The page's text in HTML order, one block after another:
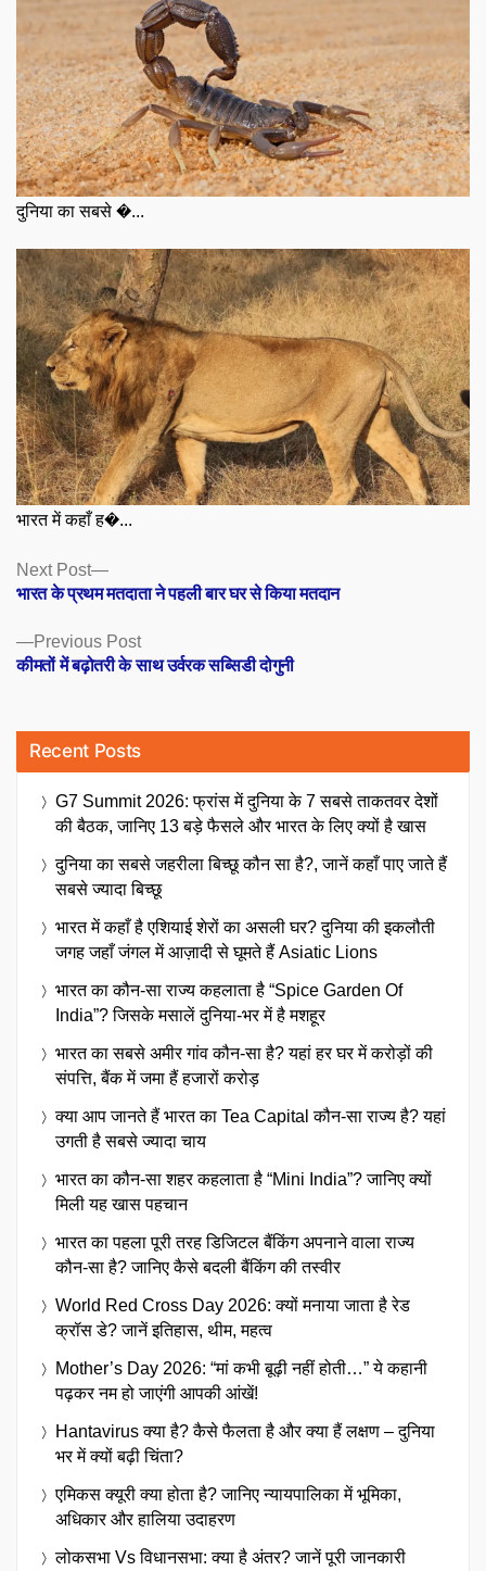
दुनिया का सबसे �...
भारत में कहाँ ह�...
Posts
navigation
Previous PostPrevious
post:
कीमतों में बढ़ोतरी के साथ उर्वरक सब्सिडी दोगुनी
Next Post
Next
post:
भारत के प्रथम मतदाता ने पहली बार घर से किया मतदान
Recent Posts
G7 Summit 2026: फ्रांस में दुनिया के 7 सबसे ताकतवर देशों
की बैठक, जानिए 13 बड़े फैसले और भारत के लिए क्यों है खास
दुनिया का सबसे जहरीला बिच्छू कौन सा है?, जानें कहाँ पाए जाते हैं
सबसे ज्यादा बिच्छू
भारत में कहाँ है एशियाई शेरों का असली घर? दुनिया की इकलौती
जगह जहाँ जंगल में आज़ादी से घूमते हैं Asiatic Lions
भारत का कौन-सा राज्य कहलाता है “Spice Garden Of
India”? जिसके मसालें दुनिया-भर में है मशहूर
भारत का सबसे अमीर गांव कौन-सा है? यहां हर घर में करोड़ों की
संपत्ति, बैंक में जमा हैं हजारों करोड़
क्या आप जानते हैं भारत का Tea Capital कौन-सा राज्य है? यहां
उगती है सबसे ज्यादा चाय
भारत का कौन-सा शहर कहलाता है “Mini India”? जानिए क्यों
मिली यह खास पहचान
भारत का पहला पूरी तरह डिजिटल बैंकिंग अपनाने वाला राज्य
कौन-सा है? जानिए कैसे बदली बैंकिंग की तस्वीर
World Red Cross Day 2026: क्यों मनाया जाता है रेड
क्रॉस डे? जानें इतिहास, थीम, महत्व
Mother’s Day 2026: “मां कभी बूढ़ी नहीं होती…” ये कहानी
पढ़कर नम हो जाएंगी आपकी आंखें!
Hantavirus क्या है? कैसे फैलता है और क्या हैं लक्षण – दुनिया
भर में क्यों बढ़ी चिंता?
एमिकस क्यूरी क्या होता है? जानिए न्यायपालिका में भूमिका,
अधिकार और हालिया उदाहरण
लोकसभा Vs विधानसभा: क्या है अंतर? जानें पूरी जानकारी